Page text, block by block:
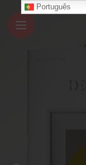
Português